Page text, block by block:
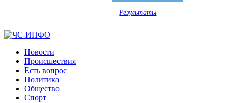
Результаты
Новости
Происшествия
Есть вопрос
Политика
Общество
Спорт